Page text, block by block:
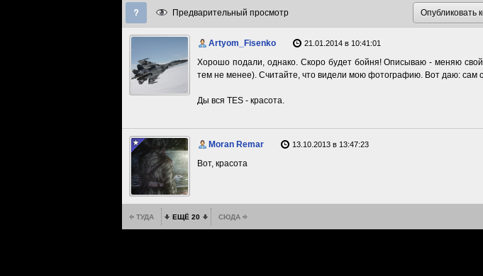
Предварительный просмотр
Artyom_Fisenko 21.01.2014 в 10:41:01
Хорошо подали, однако. Скоро будет бойня! Описываю - меняю
тем не менее). Считайте, что видели мою фотографию. Вот даю: сам
Ды вся TES - красота.
Moran Remar 13.10.2013 в 13:47:23
Вот, красота
ТУДА ЕЩЁ 20 СЮДА